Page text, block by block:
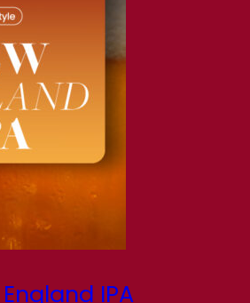
IPA